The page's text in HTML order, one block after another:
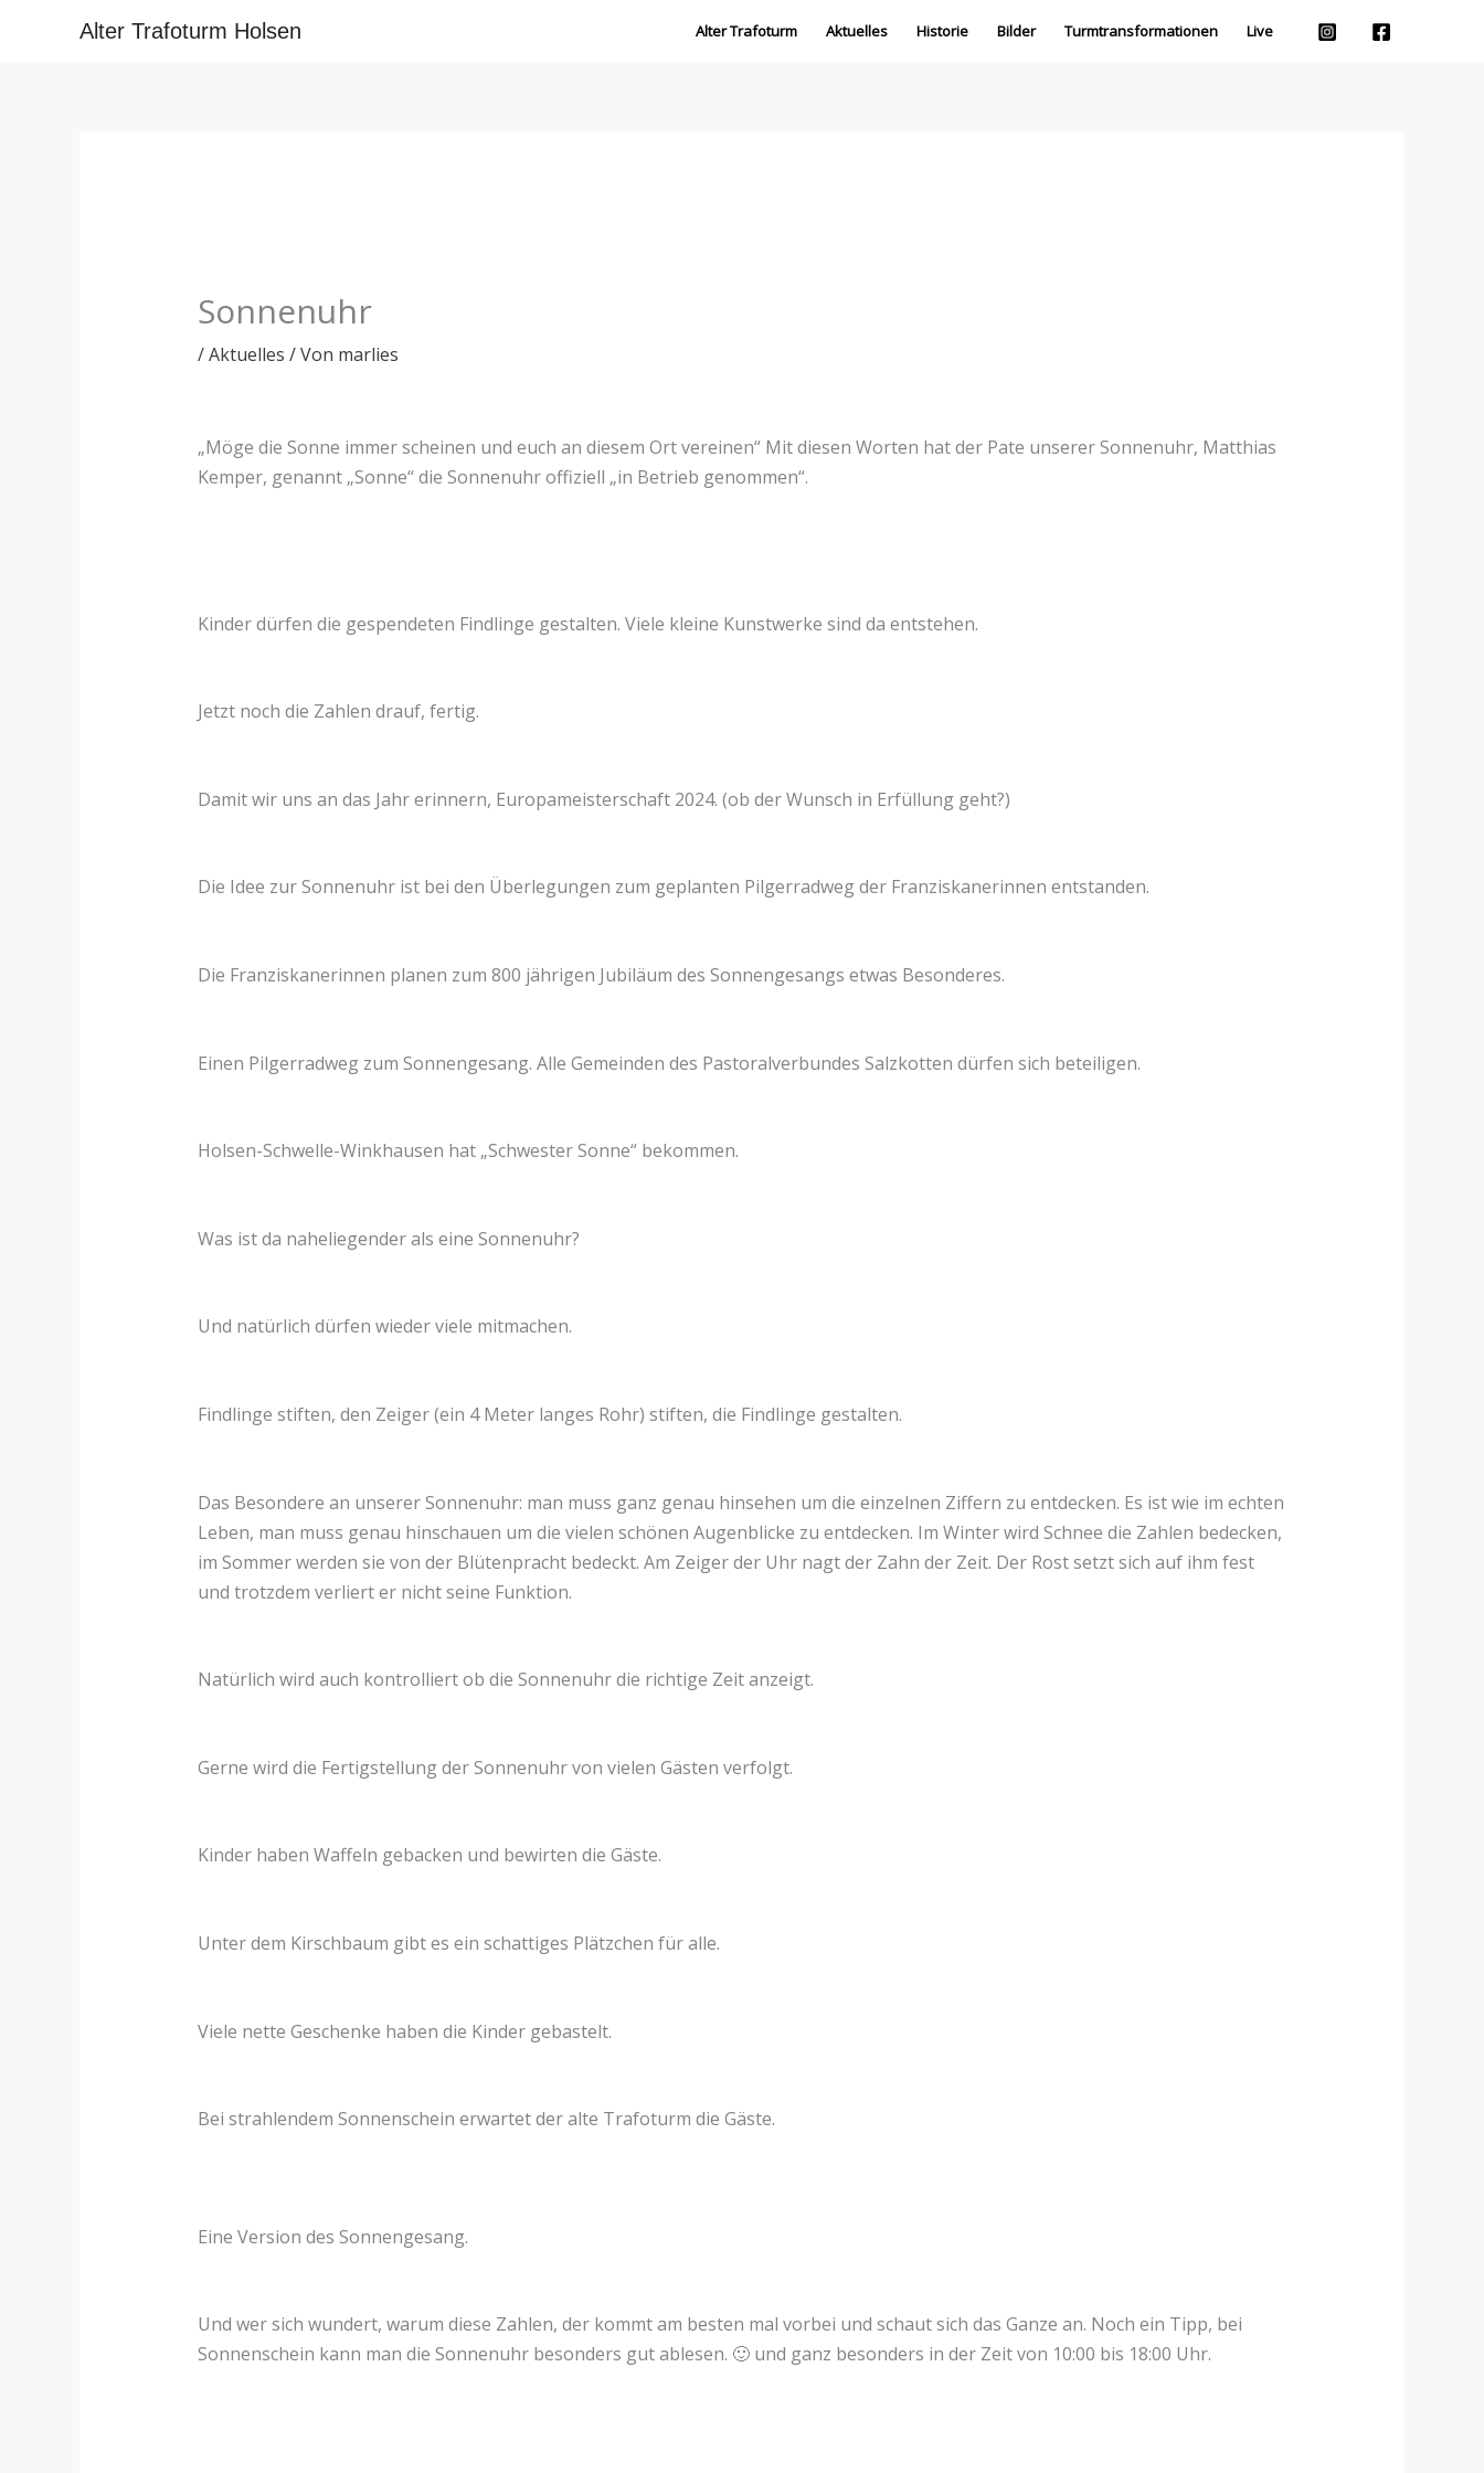
Alter Trafoturm Holsen Alter Trafoturm Aktuelles Historie Bilder Turmtransformationen Live
Sonnenuhr
/Aktuelles / Von marlies
„Möge die Sonne immer scheinen und euch an diesem Ort vereinen“ Mit diesen Worten hat der Pate unserer Sonnenuhr, Matthias
Kemper, genannt „Sonne“ die Sonnenuhr offiziell „in Betrieb genommen“.
Kinder dürfen die gespendeten Findlinge gestalten. Viele kleine Kunstwerke sind da entstehen.
Jetzt noch die Zahlen drauf, fertig.
Damit wir uns an das Jahr erinnern, Europameisterschaft 2024. (ob der Wunsch in Erfüllung geht?)
Die Idee zur Sonnenuhr ist bei den Überlegungen zum geplanten Pilgerradweg der Franziskanerinnen entstanden.
Die Franziskanerinnen planen zum 800 jährigen Jubiläum des Sonnengesangs etwas Besonderes.
Einen Pilgerradweg zum Sonnengesang. Alle Gemeinden des Pastoralverbundes Salzkotten dürfen sich beteiligen.
Holsen-Schwelle-Winkhausen hat „Schwester Sonne“ bekommen.
Was ist da naheliegender als eine Sonnenuhr?
Und natürlich dürfen wieder viele mitmachen.
Findlinge stiften, den Zeiger (ein 4 Meter langes Rohr) stiften, die Findlinge gestalten.
Das Besondere an unserer Sonnenuhr: man muss ganz genau hinsehen um die einzelnen Ziffern zu entdecken. Es ist wie im echten
Leben, man muss genau hinschauen um die vielen schönen Augenblicke zu entdecken. Im Winter wird Schnee die Zahlen bedecken,
im Sommer werden sie von der Blütenpracht bedeckt. Am Zeiger der Uhr nagt der Zahn der Zeit. Der Rost setzt sich auf ihm fest
und trotzdem verliert er nicht seine Funktion.
Natürlich wird auch kontrolliert ob die Sonnenuhr die richtige Zeit anzeigt.
Gerne wird die Fertigstellung der Sonnenuhr von vielen Gästen verfolgt.
Kinder haben Waffeln gebacken und bewirten die Gäste.
Unter dem Kirschbaum gibt es ein schattiges Plätzchen für alle.
Viele nette Geschenke haben die Kinder gebastelt.
Bei strahlendem Sonnenschein erwartet der alte Trafoturm die Gäste.
Eine Version des Sonnengesang.
Und wer sich wundert, warum diese Zahlen, der kommt am besten mal vorbei und schaut sich das Ganze an. Noch ein Tipp, bei
Sonnenschein kann man die Sonnenuhr besonders gut ablesen. 🙂 und ganz besonders in der Zeit von 10:00 bis 18:00 Uhr.